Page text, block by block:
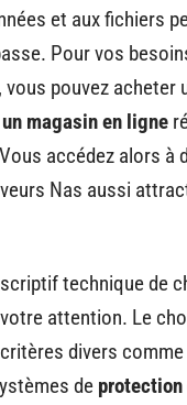
et aux fichiers
Pour vos
pouvez acheter
magasin en ligne
accédez alors à
Nas aussi
technique de
attention. Le
divers
de protection